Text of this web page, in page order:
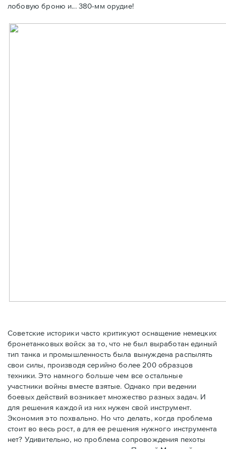
лобовую броню и... 380-мм орудие!
Советские историки часто критикуют оснащение немецких
бронетанковых войск за то, что не был выработан единый
тип танка и промышленность была вынуждена распылять
свои силы, производя серийно более 200 образцов
техники. Это намного больше чем все остальные
участники войны вместе взятые. Однако при ведении
боевых действий возникает множество разных задач. И
для решения каждой из них нужен свой инструмент.
Экономия это похвально. Но что делать, когда проблема
стоит во весь рост, а для ее решения нужного инструмента
нет? Удивительно, но проблема сопровождения пехоты